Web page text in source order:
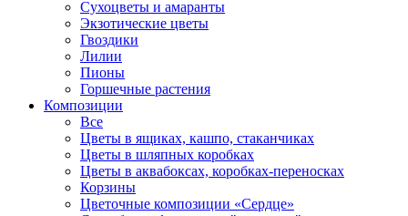
Сухоцветы и амаранты
Экзотические цветы
Гвоздики
Лилии
Пионы
Горшечные растения
Композиции
Все
Цветы в ящиках, кашпо, стаканчиках
Цветы в шляпных коробках
Цветы в аквабоксах, коробках-переносках
Корзины
Цветочные композиции «Сердце»